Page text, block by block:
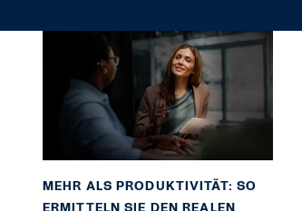
MEHR ALS PRODUKTIVITÄT: SO
ERMITTELN SIE DEN REALEN